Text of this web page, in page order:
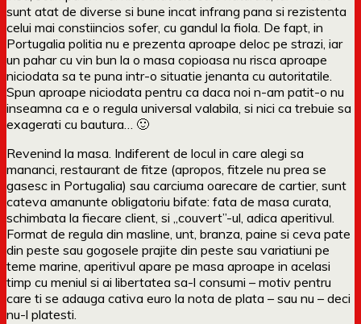
sunt atat de diverse si bune incat infrang pana si rezistenta
celui mai constiincios sofer, cu gandul la fiola. De fapt, in
Portugalia politia nu e prezenta aproape deloc pe strazi, iar
un pahar cu vin bun la o masa copioasa nu risca aproape
niciodata sa te puna intr-o situatie jenanta cu autoritatile.
Spun aproape niciodata pentru ca daca noi n-am patit-o nu
inseamna ca e o regula universal valabila, si nici ca trebuie sa
exagerati cu bautura… 🙂
Revenind la masa. Indiferent de locul in care alegi sa
mananci, restaurant de fitze (apropos, fitzele nu prea se
gasesc in Portugalia) sau carciuma oarecare de cartier, sunt
cateva amanunte obligatoriu bifate: fata de masa curata,
schimbata la fiecare client, si „couvert”-ul, adica aperitivul.
Format de regula din masline, unt, branza, paine si ceva pate
din peste sau gogosele prajite din peste sau variatiuni pe
teme marine, aperitivul apare pe masa aproape in acelasi
timp cu meniul si ai libertatea sa-l consumi – motiv pentru
care ti se adauga cativa euro la nota de plata – sau nu – deci
nu-l platesti.